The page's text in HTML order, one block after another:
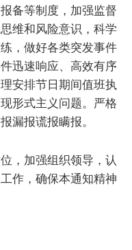
备等制度，加强监督
维和风险意识，科学
，做好各类突发事件
迅速响应、高效有序
安排节日期间值班执
形式主义问题。严格
漏报谎报瞒报。
加强组织领导，认
作，确保本通知精神